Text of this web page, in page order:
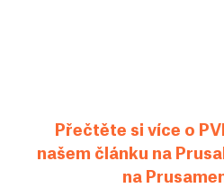
Přečtěte si více o
našem článku na
na